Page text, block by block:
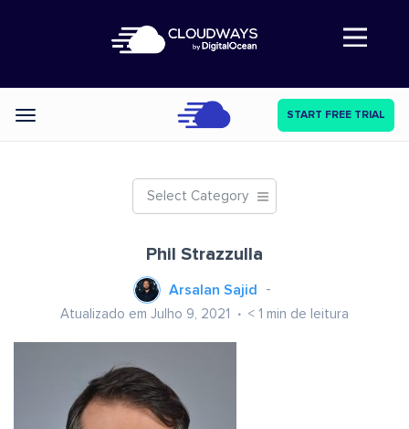
Abre a navegação
Categories START FREE TRIAL
Select Category
Phil Strazzulla
Arsalan Sajid
Atualizado em Julho 9, 2021 < 1 min de leitura